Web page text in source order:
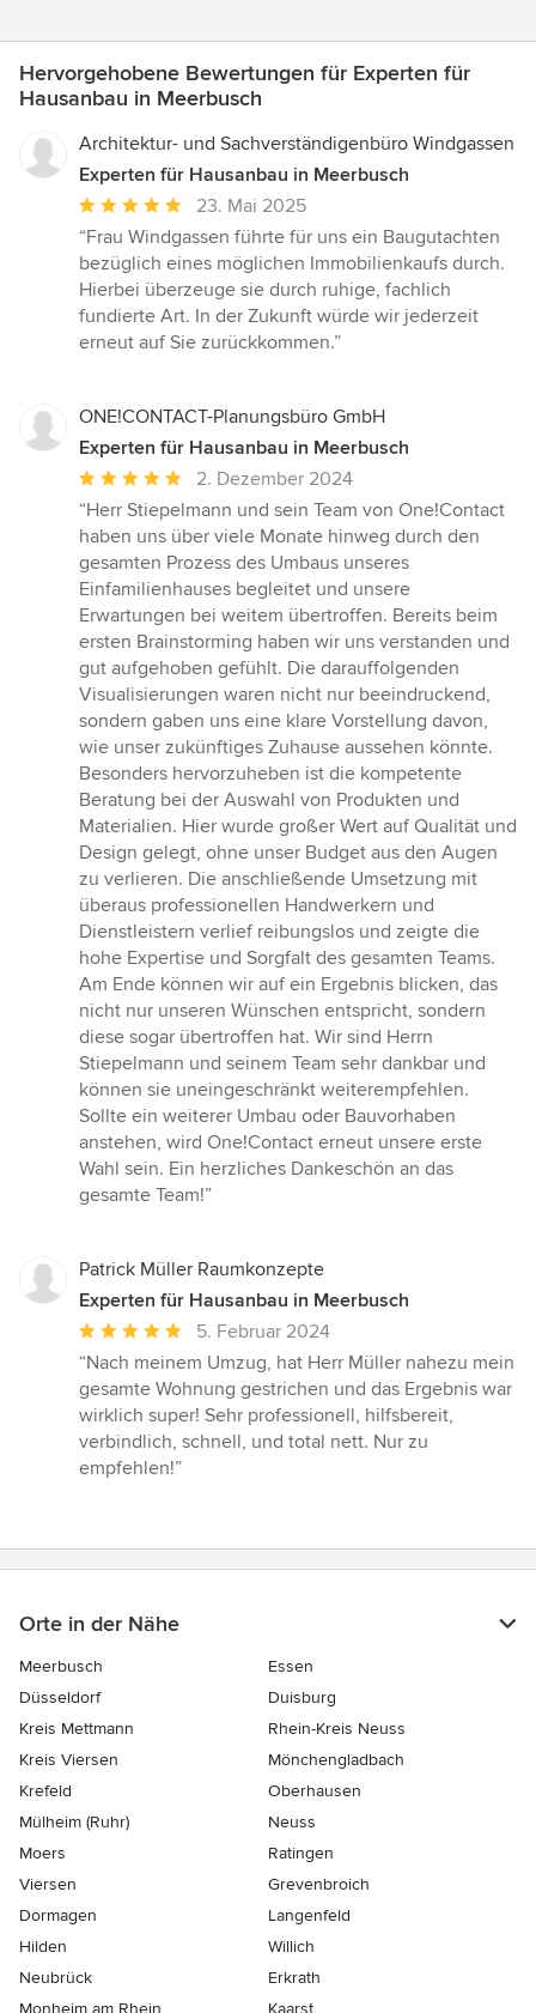
Hervorgehobene Bewertungen für Experten für
Hausanbau in Meerbusch
Architektur- und Sachverständigenbüro Windgassen
Experten für Hausanbau in Meerbusch
Durchschnittliche
Bewertung:
5
von
5
Sternen
23. Mai 2025
“Frau Windgassen führte für uns ein Baugutachten
bezüglich eines möglichen Immobilienkaufs durch.
Hierbei überzeuge sie durch ruhige, fachlich
fundierte Art. In der Zukunft würde wir jederzeit
erneut auf Sie zurückkommen.”
ONE!CONTACT-Planungsbüro GmbH
Experten für Hausanbau in Meerbusch
Durchschnittliche
Bewertung:
5
von
5
Sternen
2. Dezember 2024
“Herr Stiepelmann und sein Team von One!Contact
haben uns über viele Monate hinweg durch den
gesamten Prozess des Umbaus unseres
Einfamilienhauses begleitet und unsere
Erwartungen bei weitem übertroffen. Bereits beim
ersten Brainstorming haben wir uns verstanden und
gut aufgehoben gefühlt. Die darauffolgenden
Visualisierungen waren nicht nur beeindruckend,
sondern gaben uns eine klare Vorstellung davon,
wie unser zukünftiges Zuhause aussehen könnte.
Besonders hervorzuheben ist die kompetente
Beratung bei der Auswahl von Produkten und
Materialien. Hier wurde großer Wert auf Qualität und
Design gelegt, ohne unser Budget aus den Augen
zu verlieren. Die anschließende Umsetzung mit
überaus professionellen Handwerkern und
Dienstleistern verlief reibungslos und zeigte die
hohe Expertise und Sorgfalt des gesamten Teams.
Am Ende können wir auf ein Ergebnis blicken, das
nicht nur unseren Wünschen entspricht, sondern
diese sogar übertroffen hat. Wir sind Herrn
Stiepelmann und seinem Team sehr dankbar und
können sie uneingeschränkt weiterempfehlen.
Sollte ein weiterer Umbau oder Bauvorhaben
anstehen, wird One!Contact erneut unsere erste
Wahl sein. Ein herzliches Dankeschön an das
gesamte Team!”
Patrick Müller Raumkonzepte
Experten für Hausanbau in Meerbusch
Durchschnittliche
Bewertung:
5
von
5
Sternen
5. Februar 2024
“Nach meinem Umzug, hat Herr Müller nahezu mein
gesamte Wohnung gestrichen und das Ergebnis war
wirklich super! Sehr professionell, hilfsbereit,
verbindlich, schnell, und total nett. Nur zu
empfehlen!”
Orte in der Nähe
Meerbusch
Essen
Düsseldorf
Duisburg
Kreis Mettmann
Rhein-Kreis Neuss
Kreis Viersen
Mönchengladbach
Krefeld
Oberhausen
Mülheim (Ruhr)
Neuss
Moers
Ratingen
Viersen
Grevenbroich
Dormagen
Langenfeld
Hilden
Willich
Neubrück
Erkrath